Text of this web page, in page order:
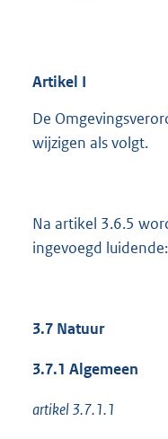
Artikel I
De
wijzigen als volgt.
Na artikel 3.6.5
ingevoegd luidende:
3.7 Natuur
3.7.1 Algemeen
artikel 3.7.1.1